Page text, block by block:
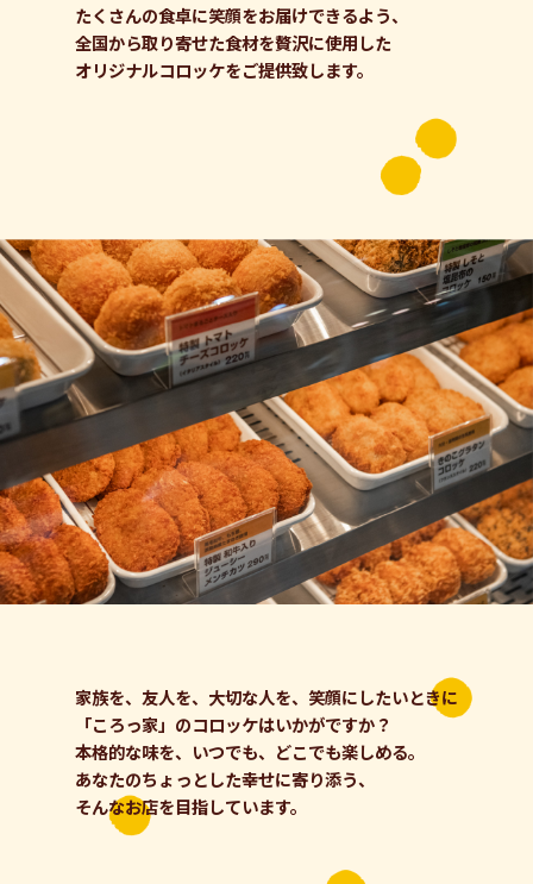
たくさんの食卓に笑顔をお届けできるよう、
全国から取り寄せた食材を贅沢に使用した
オリジナルコロッケをご提供致します。
家族を、友⼈を、⼤切な⼈を、笑顔にしたいときに
「ころっ家」のコロッケはいかがですか？
本格的な味を、いつでも、どこでも楽しめる。
あなたのちょっとした幸せに寄り添う、
そんなお店を⽬指しています。